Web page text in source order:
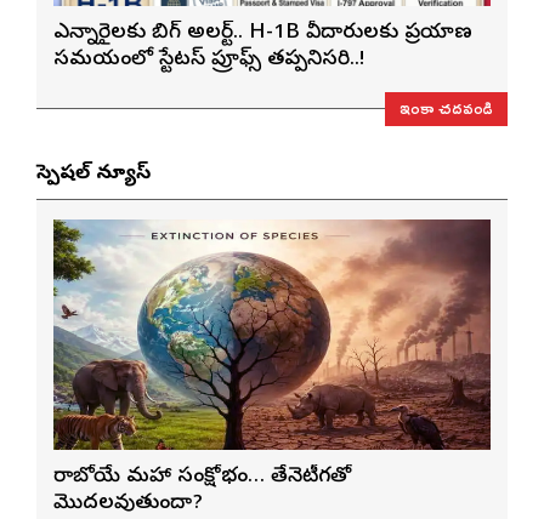
ఎన్నారైలకు బిగ్ అలర్ట్.. H-1B వీసాదారులకు ప్రయాణ
సమయంలో స్టేటస్ ప్రూఫ్స్ తప్పనిసరి..!
ఇంకా చదవండి
స్పెషల్ న్యూస్
రాబోయే మహా సంక్షోభం… తేనెటీగతో
మొదలవుతుందా?